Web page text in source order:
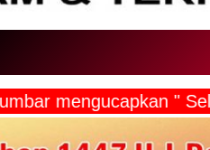
mengucapkan "